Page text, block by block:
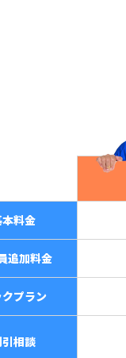
料金
追加料金
プラン
相談